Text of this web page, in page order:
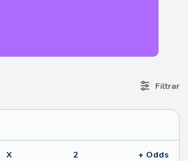
Filtrar
X 2 + Odds